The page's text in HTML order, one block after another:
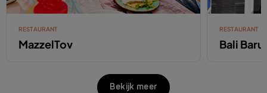
RESTAURANT
MazzelTov
RESTAURANT
Bali Baru
Bekijk meer